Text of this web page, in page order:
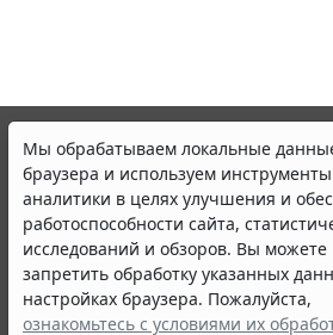
Мы обрабатываем локальные
браузера и используем инструменты
аналитики в целях улучшения и
работоспособности сайта,
исследований и обзоров. Вы можете
запретить обработку указанных
настройках браузера. Пожалуйста,
ознакомьтесь с условиями их
© ООО "НПП "ГАРАНТ-СЕРВИС", 2026.
участниками Российской
Все права на материалы сайта
Полное или частичное
Правила использования портала.
Портал ГАРАНТ.РУ зарегистрирован
надзору в сфере